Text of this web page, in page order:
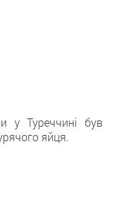
у Туреччині був
яйця.